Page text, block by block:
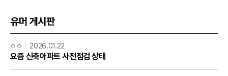
유머 게시판
ㅇㅇ 2026.01.22
요즘 신축아파트 사전점검 상태